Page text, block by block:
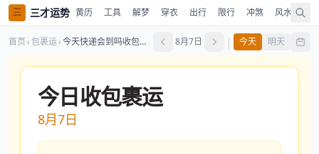
三 三才运势 黄历 工具 解梦 穿衣 出行 限行 冲煞 风水 时
首页 ›包裹运› 今天快递会到吗收包裹运查询 8月7日 | 今天 明天
今日收包裹运
8月7日